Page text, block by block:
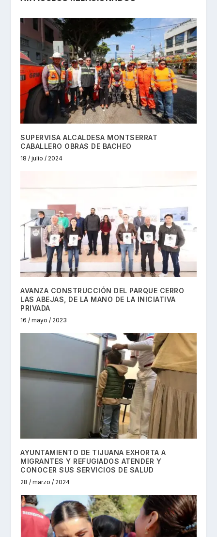
SUPERVISA ALCALDESA MONTSERRAT
CABALLERO OBRAS DE BACHEO
18 / julio / 2024
AVANZA CONSTRUCCIÓN DEL PARQUE CERRO
LAS ABEJAS, DE LA MANO DE LA INICIATIVA
PRIVADA
16 / mayo / 2023
AYUNTAMIENTO DE TIJUANA EXHORTA A
MIGRANTES Y REFUGIADOS ATENDER Y
CONOCER SUS SERVICIOS DE SALUD
28 / marzo / 2024